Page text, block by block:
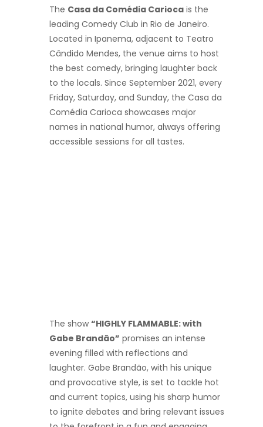
The Casa da Comédia Carioca is the
leading Comedy Club in Rio de Janeiro.
Located in Ipanema, adjacent to Teatro
Cândido Mendes, the venue aims to host
the best comedy, bringing laughter back
to the locals. Since September 2021, every
Friday, Saturday, and Sunday, the Casa da
Comédia Carioca showcases major
names in national humor, always offering
accessible sessions for all tastes.
The show “HIGHLY FLAMMABLE: with
Gabe Brandão” promises an intense
evening filled with reflections and
laughter. Gabe Brandão, with his unique
and provocative style, is set to tackle hot
and current topics, using his sharp humor
to ignite debates and bring relevant issues